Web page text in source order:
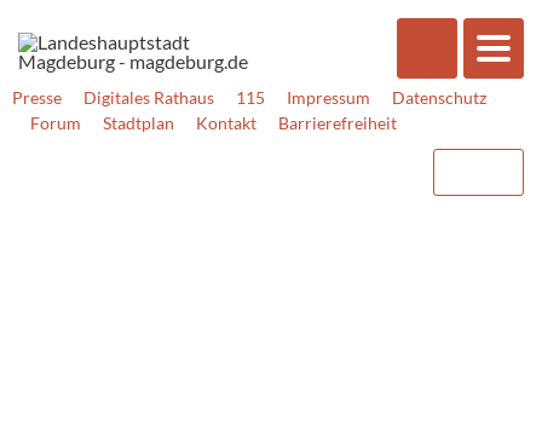
Presse Digitales Rathaus 115 Impressum
Datenschutz
Forum
Stadtplan Kontakt Barrierefreiheit